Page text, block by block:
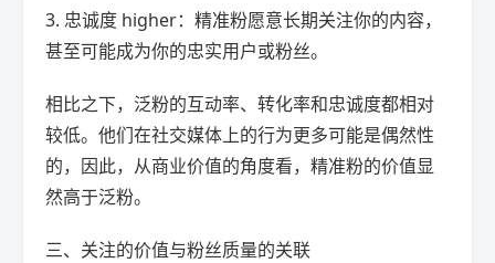
3. 忠诚度 higher：精准粉愿意长期关注你的内容，
甚至可能成为你的忠实用户或粉丝。
相比之下，泛粉的互动率、转化率和忠诚度都相对
较低。他们在社交媒体上的行为更多可能是偶然性
的，因此，从商业价值的角度看，精准粉的价值显
然高于泛粉。
三、关注的价值与粉丝质量的关联